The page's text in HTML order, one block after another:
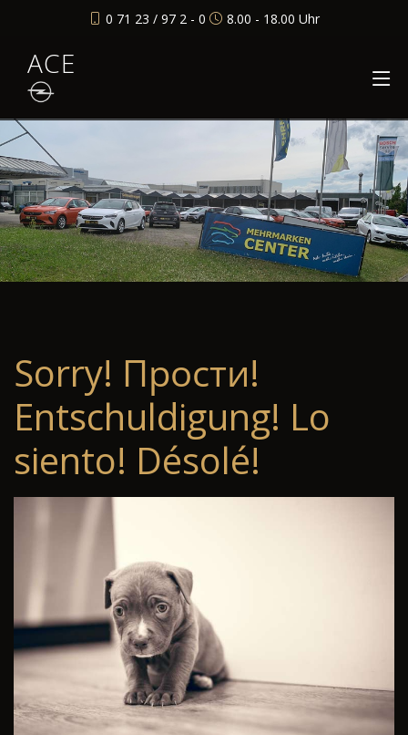
0 71 23 / 97 2 - 0 8.00 - 18.00 Uhr
ACE
Sorry! Прости!
Entschuldigung! Lo
siento! Désolé!